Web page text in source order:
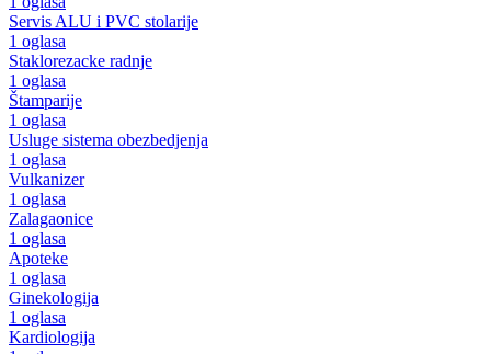
Servis ALU i PVC stolarije
1 oglasa
Staklorezacke radnje
1 oglasa
Štamparije
1 oglasa
Usluge sistema obezbedjenja
1 oglasa
Vulkanizer
1 oglasa
Zalagaonice
1 oglasa
Apoteke
1 oglasa
Ginekologija
1 oglasa
Kardiologija